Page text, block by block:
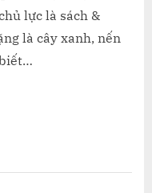
lực là sách &
là cây xanh, nến